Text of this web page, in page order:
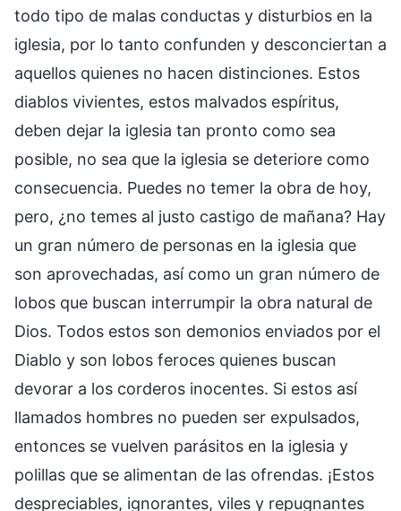
todo tipo de malas conductas y disturbios en la
iglesia, por lo tanto confunden y desconciertan a
aquellos quienes no hacen distinciones. Estos
diablos vivientes, estos malvados espíritus,
deben dejar la iglesia tan pronto como sea
posible, no sea que la iglesia se deteriore como
consecuencia. Puedes no temer la obra de hoy,
pero, ¿no temes al justo castigo de mañana? Hay
un gran número de personas en la iglesia que
son aprovechadas, así como un gran número de
lobos que buscan interrumpir la obra natural de
Dios. Todos estos son demonios enviados por el
Diablo y son lobos feroces quienes buscan
devorar a los corderos inocentes. Si estos así
llamados hombres no pueden ser expulsados,
entonces se vuelven parásitos en la iglesia y
polillas que se alimentan de las ofrendas. ¡Estos
despreciables, ignorantes, viles y repugnantes